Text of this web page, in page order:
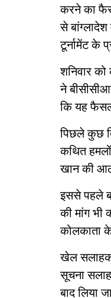
करने का
से
टूर्नामेंट के
शनिवार
ने
कि यह
पिछले कुछ
कथित
खान की
इससे पहले
की मांग भी
कोलकाता
खेल
सूचना
बाद लिया